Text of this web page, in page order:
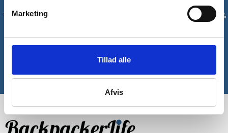
Marketing
Tillad alle
Afvis
Tilmeld dig vores nyhedsbrev og modtag med det samme en 10%
*Gælder ikke allerede nedsatte varer